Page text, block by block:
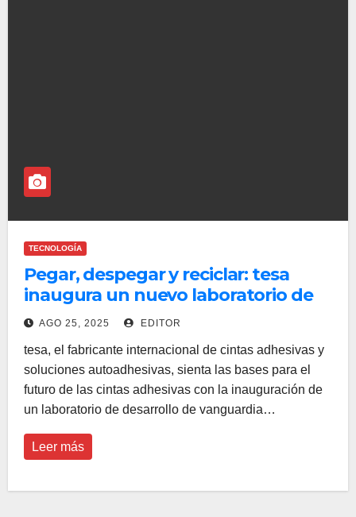
TECNOLOGÍA
Pegar, despegar y reciclar: tesa
inaugura un nuevo laboratorio de
Debonding on Demand en
AGO 25, 2025 EDITOR
tesa, el fabricante internacional de cintas adhesivas y
soluciones autoadhesivas, sienta las bases para el
futuro de las cintas adhesivas con la inauguración de
un laboratorio de desarrollo de vanguardia…
Leer más